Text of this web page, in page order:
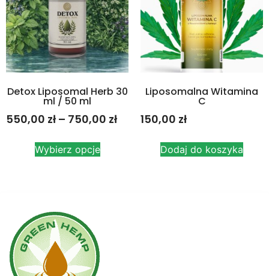
Detox Liposomal Herb 30
ml / 50 ml
550,00 zł – 750,00 zł
Wybierz opcje
Liposomalna Witamina
C
150,00 zł
Dodaj do koszyka